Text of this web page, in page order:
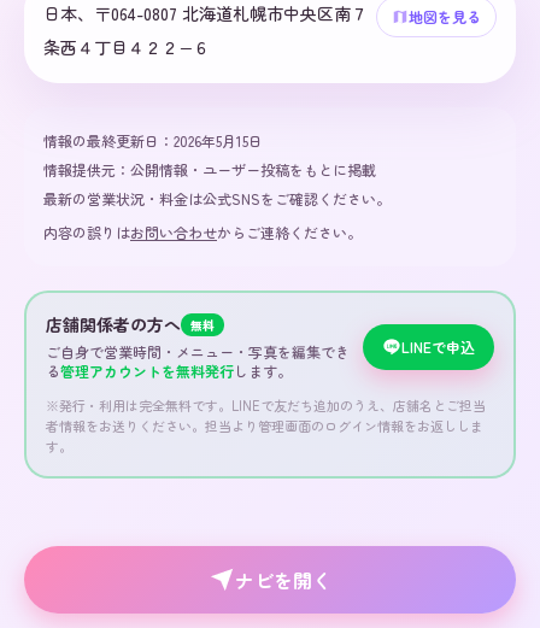
日本、〒064-0807 北海道札幌市中央区南７
条西４丁目４２２−６
地図を見る
情報の最終更新日： 2026年5月15日
情報提供元： 公開情報・ユーザー投稿をもとに掲載
最新の営業状況・料金は公式SNSをご確認ください。
内容の誤りはお問い合わせからご連絡ください。
店舗関係者の方へ 無料
ご自身で営業時間・メニュー・写真を編集でき
る管理アカウントを無料発行します。
LINEで申込
※発行・利用は完全無料です。LINEで友だち追加のうえ、店舗名とご担当
者情報をお送りください。担当より管理画面のログイン情報をお返ししま
す。
ナビを開く